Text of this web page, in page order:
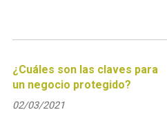
¿Cuáles son las claves para
un negocio protegido?
02/03/2021